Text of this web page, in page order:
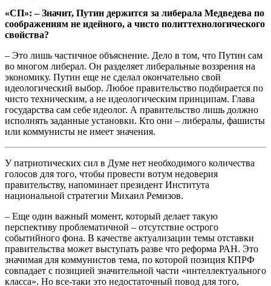
«СП»: – Значит, Путин держится за либерала Медведева по
соображениям не идейного, а чисто политтехнологического
свойства?
– Это лишь частичное объяснение. Дело в том, что Путин сам
во многом либерал. Он разделяет либеральные воззрения на
экономику. Путин еще не сделал окончательно свой
идеологический выбор. Любое правительство подбирается по
чисто техническим, а не идеологическим принципам. Глава
государства сам себе идеолог. А правительство лишь должно
исполнять заданные установки. Кто они – либералы, фашисты
или коммунисты не имеет значения.
У патриотических сил в Думе нет необходимого количества
голосов для того, чтобы провести вотум недоверия
правительству, напоминает президент Института
национальной стратегии Михаил Ремизов.
– Еще один важный момент, который делает такую
перспективу проблематичной – отсутствие острого
событийного фона. В качестве актуализации темы отставки
правительства может выступать разве что реформа РАН. Это
значимая для коммунистов тема, по которой позиция КПРФ
совпадает с позицией значительной части «интеллектуального
класса». Но все-таки это недостаточный повод для того,